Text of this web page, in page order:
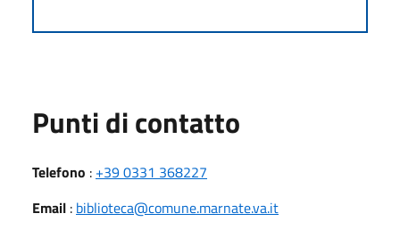
Punti di contatto
Telefono : +39 0331 368227
Email : biblioteca@comune.marnate.va.it